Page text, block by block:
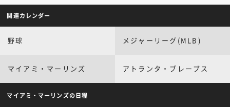
関連カレンダー
野球 メジャーリーグ(MLB)
マイアミ・マーリンズ アトランタ・ブレーブス
マイアミ・マーリンズの日程